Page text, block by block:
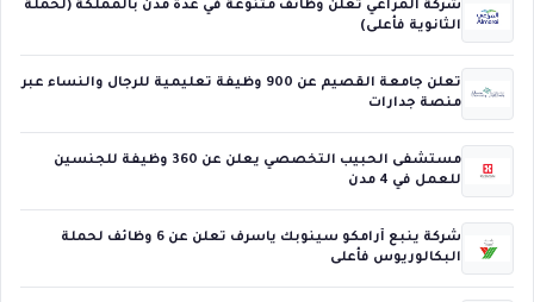
شركة المراعي تعلن وظائف متنوعة في عدة مدن بالمملكة (لحملة
الثانوية فأعلى)
تعلن جامعة القصيم عن 900 وظيفة تعليمية للرجال والنساء عبر
منصة جدارات
مستشفى الحبيب التخصصي يعلن عن 360 وظيفة للجنسين
للعمل في 4 مدن
شركة ينبع أرامكو سينوبك ياسرف تعلن عن 6 وظائف لحملة
البكالوريوس فأعلى